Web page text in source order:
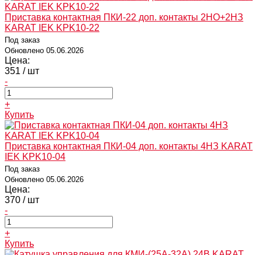
Приставка контактная ПКИ-22 доп. контакты 2НО+2НЗ
KARAT IEK KPK10-22
Под заказ
Обновлено 05.06.2026
Цена:
351 / шт
-
+
Купить
Приставка контактная ПКИ-04 доп. контакты 4НЗ KARAT
IEK KPK10-04
Под заказ
Обновлено 05.06.2026
Цена:
370 / шт
-
+
Купить